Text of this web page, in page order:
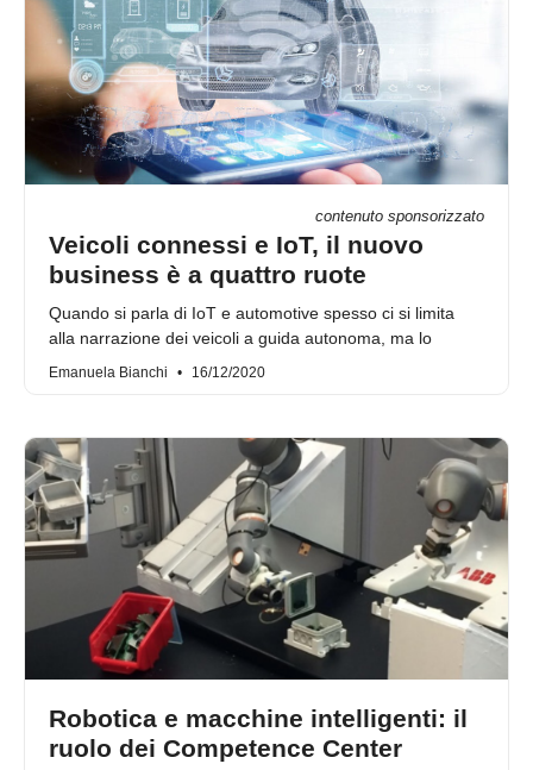
contenuto sponsorizzato
Veicoli connessi e IoT, il nuovo
business è a quattro ruote
Quando si parla di IoT e automotive spesso ci si limita
alla narrazione dei veicoli a guida autonoma, ma lo
Emanuela Bianchi 16/12/2020
Robotica e macchine intelligenti: il
ruolo dei Competence Center